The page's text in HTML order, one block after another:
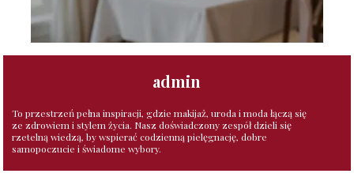
admin
To przestrzeń pełna inspiracji, gdzie makijaż, uroda i moda łączą się
ze zdrowiem i stylem życia. Nasz doświadczony zespół dzieli się
rzetelną wiedzą, by wspierać codzienną pielęgnację, dobre
samopoczucie i świadome wybory.